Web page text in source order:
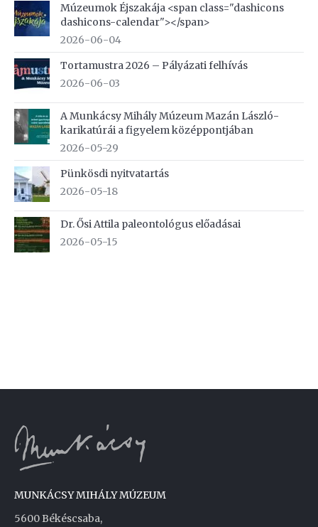
Múzeumok Éjszakája <span class="dashicons
dashicons-calendar"></span>
2026-06-04
Tortamustra 2026 – Pályázati felhívás
2026-06-03
A Munkácsy Mihály Múzeum Mazán László-
karikatúrái a figyelem középpontjában
2026-05-29
Pünkösdi nyitvatartás
2026-05-18
Dr. Ősi Attila paleontológus előadásai
2026-05-15
MUNKÁCSY MIHÁLY MÚZEUM
5600 Békéscsaba,